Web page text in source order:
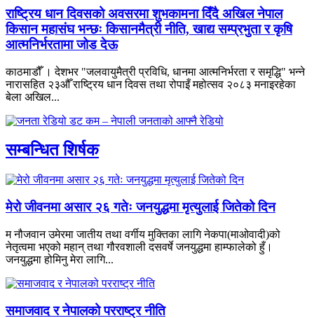
राष्ट्रिय धान दिवसको अवसरमा शुभकामना दिँदै अखिल नेपाल
किसान महासंघ भन्छः किसानमैत्री नीति, खाद्य सम्प्रभुता र कृषि
आत्मनिर्भरतामा जोड देऊ
काठमाडौँ । देशभर "जलवायुमैत्री प्रविधि, धानमा आत्मनिर्भरता र समृद्धि" भन्ने
नारासहित २३औँ राष्ट्रिय धान दिवस तथा रोपाइँ महोत्सव २०८३ मनाइरहेका
बेला अखिल...
सम्बन्धित शिर्षक
मेरो जीवनमा असार २६ गतेः जनयुद्धमा मृत्युलाई जितेको दिन
म नौजवान उमेरमा जातीय तथा वर्गीय मुक्तिका लागि नेकपा(माओवादी)को
नेतृत्वमा भएको महान् तथा गौरवशाली दसवर्षे जनयुद्धमा हाम्फालेको हुँ।
जनयुद्धमा होमिनु मेरा लागि...
समाजवाद र नेपालको परराष्ट्र नीति